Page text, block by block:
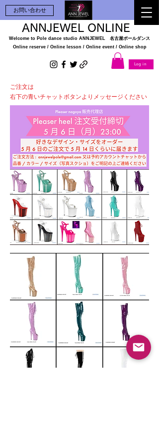
ANNJEWEL ONLINE
お問い合わせ
Welcome to Pole dance studio ANNJEWEL 名古屋ポールダンス
Online reserve / Online lesson / Online event / Online shop
Log in
ご注文は
右下の青いチャットボタンよりメッセージください